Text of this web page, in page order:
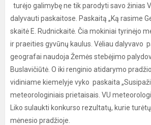
turėjo galimybę ne tik parodyti savo žinias
dalyvauti paskaitose. Paskaitą „Ką rasime
skaitė E. Rudnickaitė. Čia mokiniai tyrinėjo
ir praeities gyvūnų kaulus. Vėliau dalyvavo
geografai naudoja Žemės stebėjimo
Buslavičiūtė. O iki renginio atidarymo
vidiniame kiemelyje vyko paskaita
meteorologiniais prietaisais. VU
Liko sulaukti konkurso rezultatų, kurie
mėnesio pradžioje.